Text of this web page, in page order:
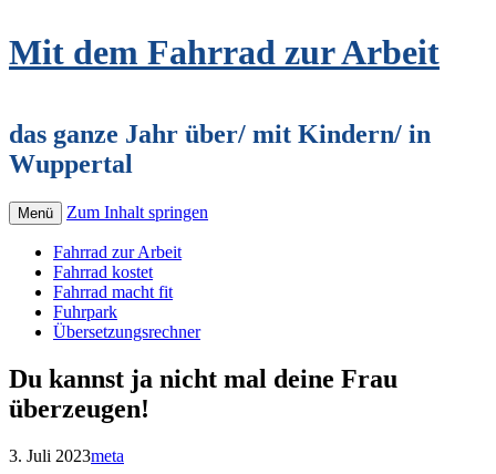
Mit dem Fahrrad zur Arbeit
das ganze Jahr über/ mit Kindern/ in
Wuppertal
Menü Zum Inhalt springen
Fahrrad zur Arbeit
Fahrrad kostet
Fahrrad macht fit
Fuhrpark
Übersetzungsrechner
Du kannst ja nicht mal deine Frau
überzeugen!
3. Juli 2023meta